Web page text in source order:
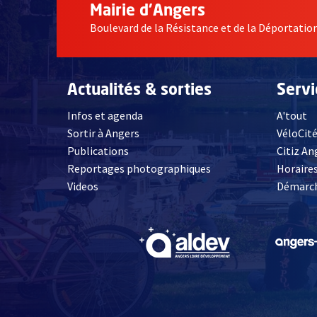
Mairie d'Angers
Boulevard de la Résistance et de la Déportation
Actualités & sorties
Infos et agenda
Sortir à Angers
Publications
Reportages photographiques
Videos, Ouvre une nouvelle fenêtre
A'tout
VéloCité
Citiz
, Ouvre une